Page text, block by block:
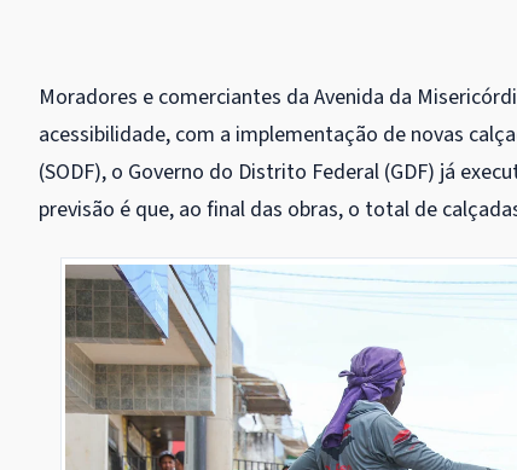
Moradores e comerciantes da Avenida da
acessibilidade, com a implementação de novas
(SODF), o Governo do Distrito Federal (GDF) já
previsão é que, ao final das obras, o total de